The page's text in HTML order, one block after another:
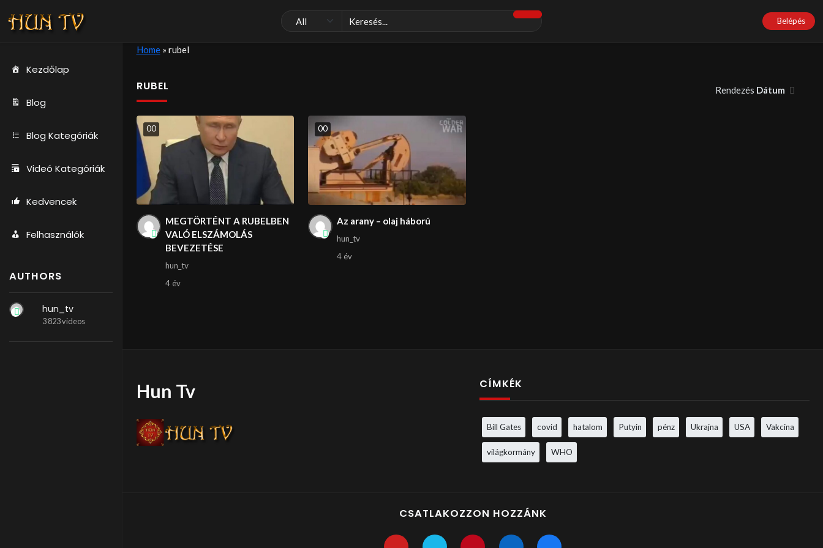
Belépés
Kezdőlap
Blog
Blog Kategóriák
Videó Kategóriák
Kedvencek
Felhasználók
AUTHORS
hun_tv
3 823 videos
Home» rubel
RUBEL Rendezés Dátum
00
MEGTÖRTÉNT A RUBELBEN
VALÓ ELSZÁMOLÁS
BEVEZETÉSE
hun_tv
4 év
00
Az arany – olaj háború
hun_tv
4 év
Hun Tv CÍMKÉK
Bill Gates covid hatalom Putyin pénz Ukrajna USA Vakcina
világkormány WHO
CSATLAKOZZON HOZZÁNK